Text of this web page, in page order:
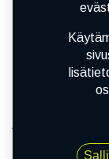
165/60R15